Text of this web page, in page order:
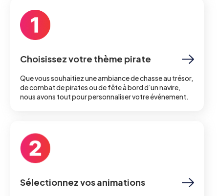
Choisissez votre thème pirate
Que vous souhaitiez une ambiance de chasse au trésor,
de combat de pirates ou de fête à bord d’un navire,
nous avons tout pour personnaliser votre événement.
Sélectionnez vos animations